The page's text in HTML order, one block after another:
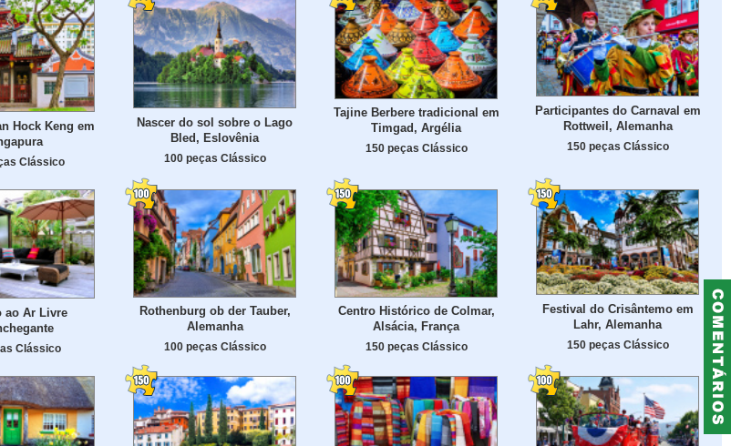
Hock Keng em
Clássico
Nascer do sol sobre o Lago
Bled, Eslovênia
100 peças Clássico
Tajine Berbere tradicional em
Timgad, Argélia
150 peças Clássico
Participantes do Carnaval em
Rottweil, Alemanha
150 peças Clássico
ao Ar Livre
Clássico
Rothenburg ob der Tauber,
Alemanha
100 peças Clássico
Centro Histórico de Colmar,
Alsácia, França
150 peças Clássico
Festival do Crisântemo em
Lahr, Alemanha
150 peças Clássico